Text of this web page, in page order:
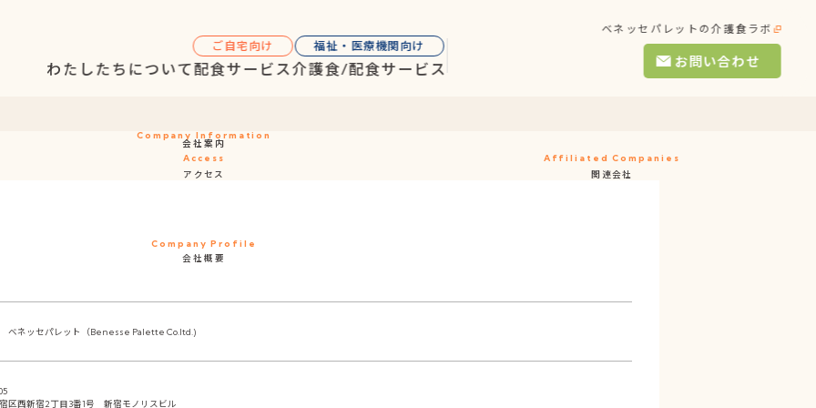
お問い合わせ
わたしたちについて
ご自宅向け
配食サービス
福祉・医療機関向け
介護食/配食サービス
ベネッセパレットの介護食ラボ
Company Information
会社案内
Access
アクセス
Affiliated Companies
関連会社
Company Profile
会社概要
ベネッセパレット（Benesse Palette Co.ltd.)
区西新宿2丁目3番1号 新宿モノリスビル